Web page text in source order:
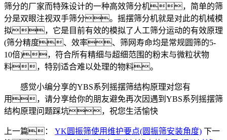
筛分的厂家而特殊设计的一种高效筛分机，简单的筛
分是双眼注视双手筛分。摇摆筛分机就是对此的机械模
拟，它是目前有效的模拟了人工筛分运动的有效原理
(筛分精度、效率、筛网寿命均是常规圆筛的5-
10倍)，符合所有精细与超细范围的粉末与微粒状物
料，特别适合难以处理的物料。
感觉小编分享的YBS系列摇摆筛结构原理对您有
用，请分享给你的朋友避免再次因遇到YBS系列摇摆筛
结构原理问题踩坑，祝您生活愉快
上一篇： YK圆振筛使用维护要点(圆振筛安装角度) 下一